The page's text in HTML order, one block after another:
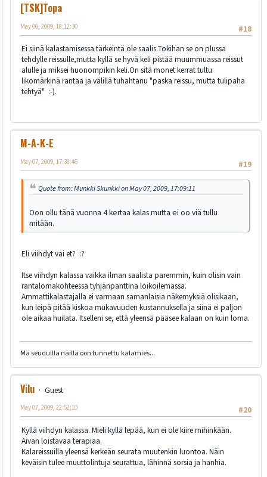
[TSK]Topa
#18
May 06, 2009, 18:12:30
Ei siinä kalastamisessa tärkeintä ole saalis.Tokihan se on plussa
tehdylle reissulle,mutta kyllä se hyvä keli pistää muummuassa reissut
alulle ja miksei huonompikin keli.On sitä monet kerrat tultu
likomärkinä rantaa ja välillä tuhahtanu "paska reissu, mutta tulipaha
tehtyä" :-).
M-A-K-E
#19
May 07, 2009, 17:38:46
Quote from: Munkki Skunkki on May 07, 2009, 17:09:11
Oon ollu tänä vuonna 4 kertaa kalas mutta ei oo viä tullu
mitään.
Eli viihdyt vai et? :?
Itse viihdyn kalassa vaikka ilman saalista paremmin, kuin olisin vain
rantalomakohteessa tyhjänpanttina loikoilemassa.
Ammattikalastajalla ei varmaan samanlaisia näkemyksiä olisikaan,
kun leipä pitää kiskoa mukavuuden kustannuksella ja siinä ei paljon
ole aikaa huilata. Itselleni se, että yleensä pääsee kalaan on kuin loma.
Mä seuduilla näillä oon tunnettu kalamies...
Vilu
Guest
#20
May 07, 2009, 22:52:10
Kyllä viihdyn kalassa. Mieli kyllä lepää, kun ei ole kiire mihinkään.
Aivan loistavaa terapiaa.
Kalareissuilla yleensä kerkeän seurata muutenkin luontoa. Näin
keväisin tulee muuttolintuja seurattua, lähinnä sorsia ja hanhia.